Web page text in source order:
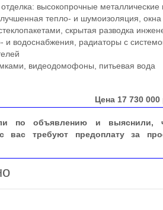
высокопрочные металлические
тепло- и шумоизоляция, окна
скрытая разводка
и водоснабжения, радиаторы с
видеодомофоны, питьевая вода
Цена 17 730 000
по объявлению и выяснили,
вас требуют предоплату за